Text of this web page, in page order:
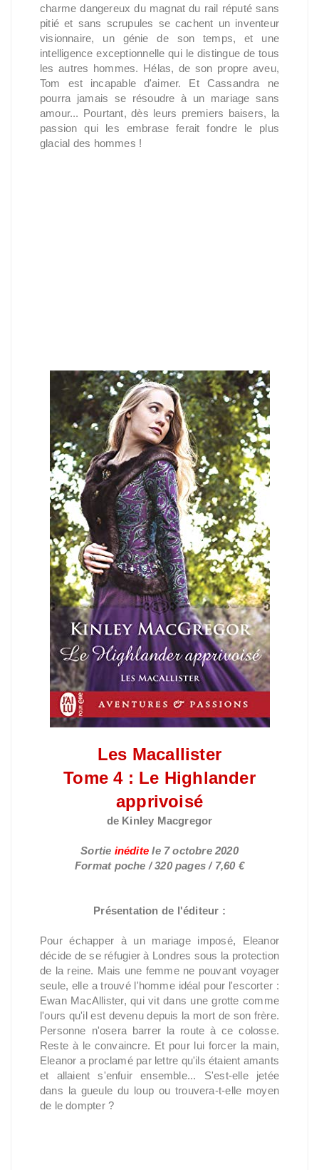
charme dangereux du magnat du rail réputé sans
pitié et sans scrupules se cachent un inventeur
visionnaire, un génie de son temps, et une
intelligence exceptionnelle qui le distingue de tous
les autres hommes. Hélas, de son propre aveu,
Tom est incapable d'aimer. Et Cassandra ne
pourra jamais se résoudre à un mariage sans
amour... Pourtant, dès leurs premiers baisers, la
passion qui les embrase ferait fondre le plus
glacial des hommes !
Les Macallister
Tome 4 : Le Highlander
apprivoisé
de Kinley Macgregor
Sortie inédite le7 octobre 2020
Format poche / 320 pages / 7,60 €
Présentation de l'éditeur :
Pour échapper à un mariage imposé, Eleanor
décide de se réfugier à Londres sous la protection
de la reine. Mais une femme ne pouvant voyager
seule, elle a trouvé l'homme idéal pour l'escorter :
Ewan MacAllister, qui vit dans une grotte comme
l'ours qu'il est devenu depuis la mort de son frère.
Personne n'osera barrer la route à ce colosse.
Reste à le convaincre. Et pour lui forcer la main,
Eleanor a proclamé par lettre qu'ils étaient amants
et allaient s'enfuir ensemble... S'est-elle jetée
dans la gueule du loup ou trouvera-t-elle moyen
de le dompter ?